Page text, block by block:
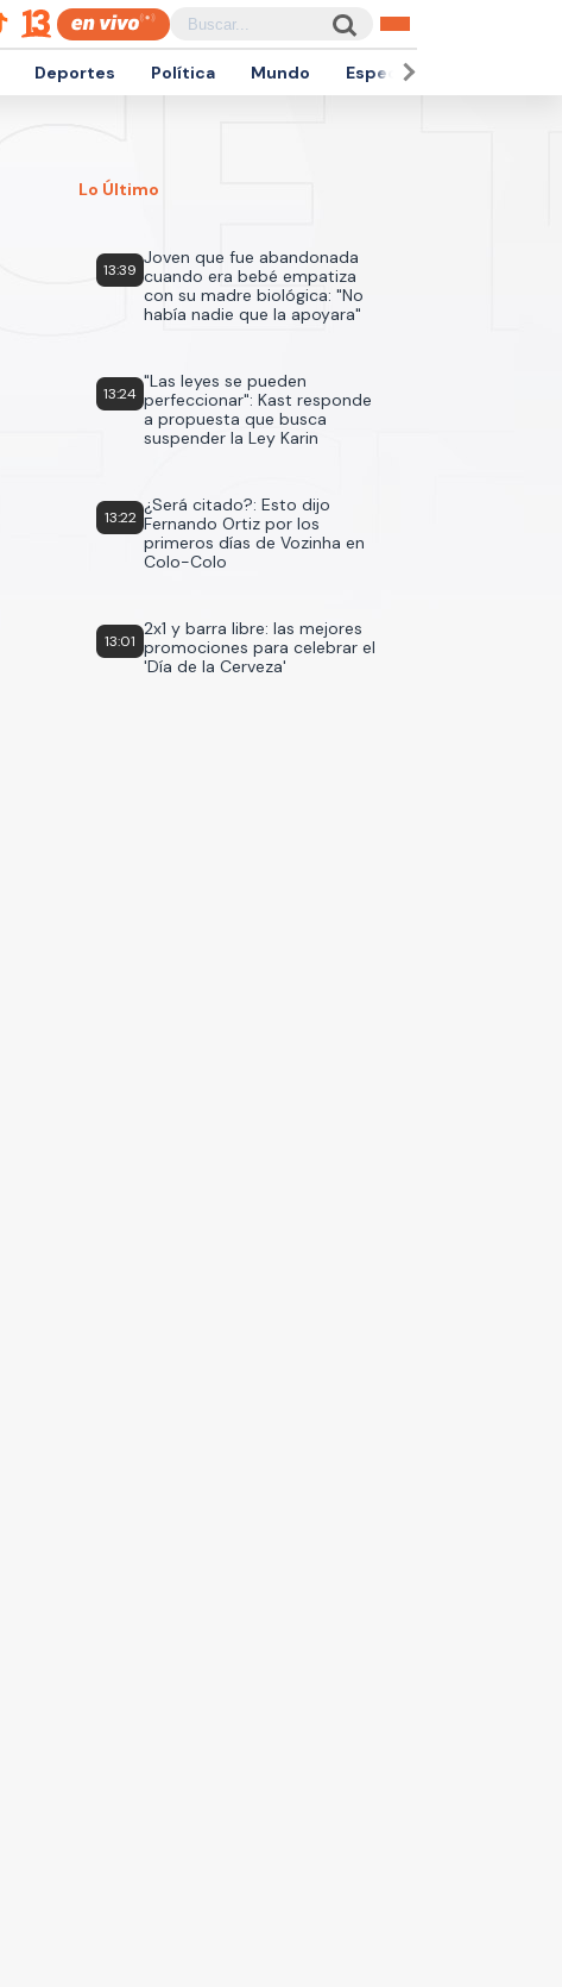
Deportes Política Mundo Espectáculos
Lo Último
13:39
Joven que fue abandonada
cuando era bebé empatiza
con su madre biológica: "No
había nadie que la apoyara"
13:24
"Las leyes se pueden
perfeccionar": Kast responde
a propuesta que busca
suspender la Ley Karin
13:22
¿Será citado?: Esto dijo
Fernando Ortiz por los
primeros días de Vozinha en
Colo-Colo
13:01
2x1 y barra libre: las mejores
promociones para celebrar el
'Día de la Cerveza'